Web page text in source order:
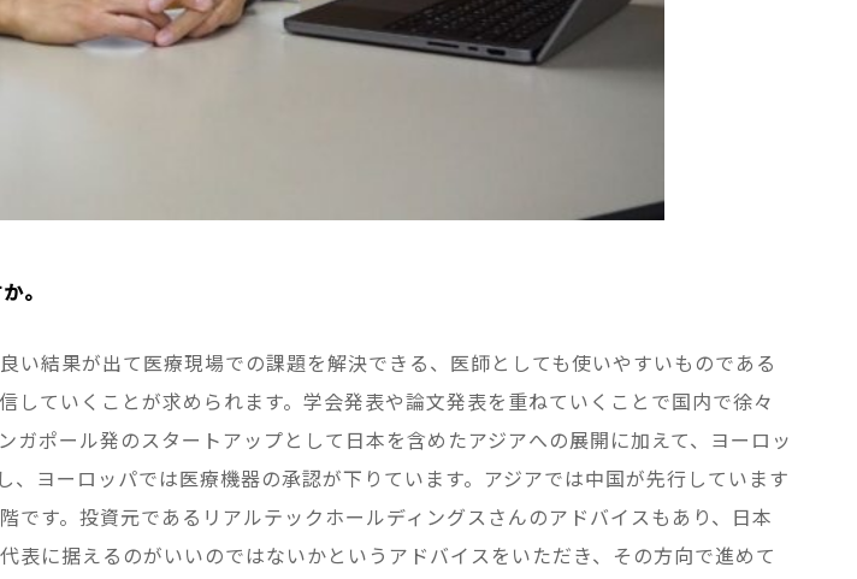
。
結果が出て医療現場での課題を解決できる、医師としても使いやすいものである
ていくことが求められます。学会発表や論文発表を重ねていくことで国内で徐々
ポール発のスタートアップとして日本を含めたアジアへの展開に加えて、ヨーロッ
ヨーロッパでは医療機器の承認が下りています。アジアでは中国が先行しています
す。投資元であるリアルテックホールディングスさんのアドバイスもあり、日本
に据えるのがいいのではないかというアドバイスをいただき、その方向で進めて